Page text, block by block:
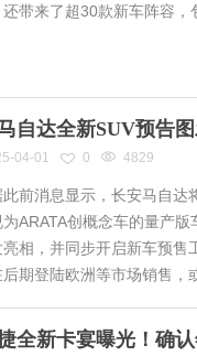
还带来了超30款新车阵容
自达全新SUV预告
04-01 0 4829
前消息显示，长安马自达
ARATA创概念车的量产
亮相，并同步开启新车预售
期登陆欧洲等市场销售，
全新卡宴曝光！确